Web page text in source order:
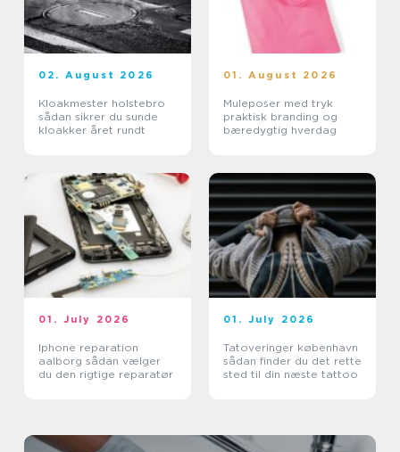
02. August 2026
Kloakmester holstebro
sådan sikrer du sunde
kloakker året rundt
01. August 2026
Muleposer med tryk
praktisk branding og
bæredygtig hverdag
01. July 2026
Iphone reparation
aalborg sådan vælger
du den rigtige reparatør
01. July 2026
Tatoveringer københavn
sådan finder du det rette
sted til din næste tattoo